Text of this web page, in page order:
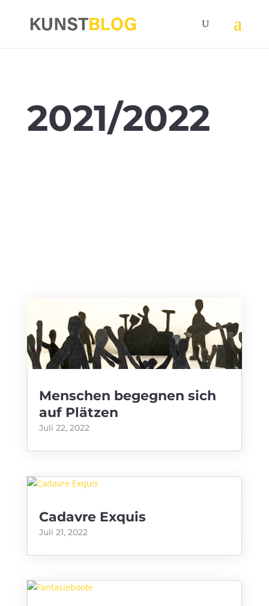
2021/2022
Menschen begegnen sich
auf Plätzen
Juli 22, 2022
Cadavre Exquis
Juli 21, 2022